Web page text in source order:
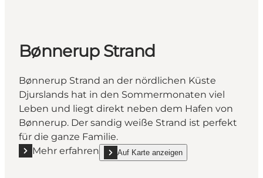
Bønnerup Strand
Bønnerup Strand an der nördlichen Küste
Djurslands hat in den Sommermonaten viel
Leben und liegt direkt neben dem Hafen von
Bønnerup. Der sandig weiße Strand ist perfekt
für die ganze Familie.
Mehr erfahren
Mehr erfahren "Bønnerup Strand"
Auf Karte anzeigen
show Bønnerup Strand on_map